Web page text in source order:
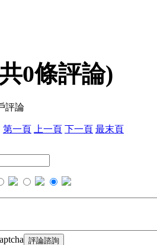
0條評論)
評論
第一頁 上一頁 下一頁 最末頁